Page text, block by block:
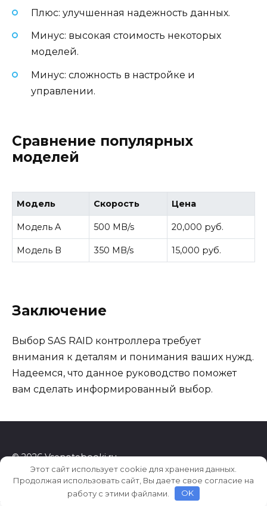
Плюс: улучшенная надежность данных.
Минус: высокая стоимость некоторых
моделей.
Минус: сложность в настройке и
управлении.
Сравнение популярных
моделей
Модель Скорость Цена
Модель A 500 MB/s 20,000 руб.
Модель B 350 MB/s 15,000 руб.
Заключение
Выбор SAS RAID контроллера требует
внимания к деталям и понимания ваших нужд.
Надеемся, что данное руководство поможет
вам сделать информированный выбор.
© 2026 Vsenotebooki.ru
4bf8dda8585d32a2
Этот сайт использует cookie для хранения данных.
Продолжая использовать сайт, Вы даете свое согласие на
работу с этими файлами.
OK